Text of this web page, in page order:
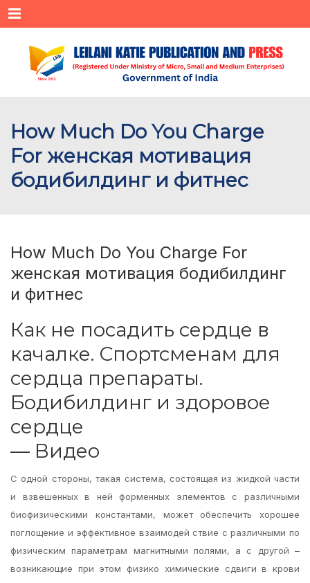
Menu
How Much Do You Charge
For женская мотивация
бодибилдинг и фитнес
How Much Do You Charge For
женская мотивация бодибилдинг
и фитнес
Как не посадить сердце в
качалке. Спортсменам для
сердца препараты.
Бодибилдинг и здоровое
сердце
— Видео
С одной стороны, такая система, состоящая из жидкой части
и взвешенных в ней форменных элементов с различными
биофизическими константами, может обеспечить хорошее
поглощение и эффективное взаимодей ствие с различными по
физическим параметрам магнитными полями, а с другой –
возникающие при этом физико химические сдвиги в крови